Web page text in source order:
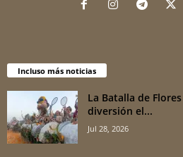
Incluso más noticias
La Batalla de
diversión el...
Jul 28, 2026